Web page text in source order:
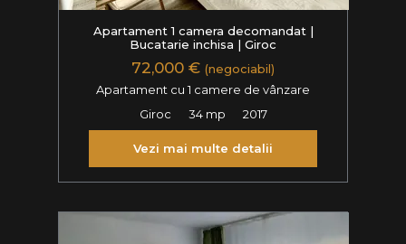
Apartament 1 camera decomandat |
Bucatarie inchisa | Giroc
72,000 € (negociabil)
Apartament cu 1 camere de vânzare
Giroc
34 mp 2017
Vezi mai multe detalii